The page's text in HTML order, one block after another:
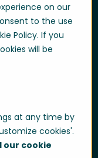
on our
to the use
Policy. If you
will be
at any time by
cookies'.
our cookie